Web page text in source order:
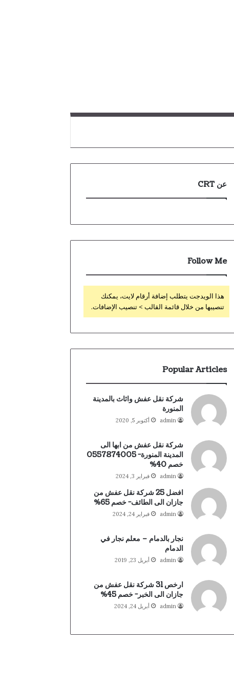
عن CRT
Follow Me
هذا الويدجت يتطلب إضافة أرقام لايت، يمكنك
تنصيبها من خلال قائمة القالب > تنصيب الإضافات.
Popular Articles
شركة نقل عفش واثاث بالمدينة
المنورة
admin أكتوبر 5, 2020
شركة نقل عفش من ابها الى
المدينة المنورة- 0557874005
خصم 40%
admin فبراير 3, 2024
افضل 25 شركة نقل عفش من
جازان الى الطائف- خصم 65%
admin فبراير 24, 2024
نجار بالدمام – معلم نجار في
الدمام
admin أبريل 23, 2019
ارخص 31 شركة نقل عفش من
جازان الى الخبر- خصم 45%
admin أبريل 24, 2024